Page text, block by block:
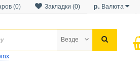
р. Валюта
Закладки (0)
(0)
Везде